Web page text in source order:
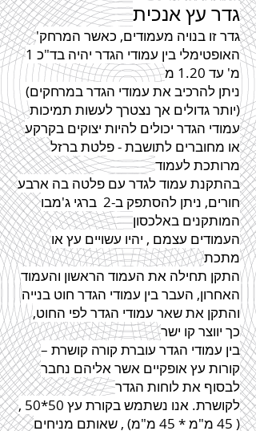
גדר עץ אנכית
' גדרזו בנויה מעמודים, כאשר המרחק
האופטימלי בין עמודי הגדר
יהיה בד"כ 1
מ' עד 1.20 מ
(ניתן להרכיב את עמודי הגדרבמרחקים
יותר גדולים אך נצטרך לעשות תמיכות)
עמודי הגדר יכולים להיות יצוקים בקרקע
או מחוברים לתושבת - פלטת ברזל
מרותכת לעמוד
בהתקנת עמודלגדר עם פלטה בה ארבע
חורים, ניתן להסתפק ב-2 ברגי ג'מבו
המותקנים באלכסון
העמודים עצמם , יהיו עשויים עץ או
מתכת
התקן תחילה את העמוד הראשון והעמוד
האחרון, העבר בין עמודי הגדר חוט בנייה
והתקן את שאר עמודי הגדרלפי החוט,
כך יווצר קו ישר
בין עמודי הגדר עוברת קורה קושרת –
קורות עץ אופקיים אשר אליהם נחבר
לבסוף את לוחות הגדר
לקושרת. אנו נשתמש בקורת עץ 50*50 ,
( 45 מ"מ * 45 מ"מ) , שאותם מניחים